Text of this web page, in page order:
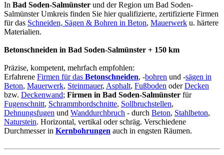
In Bad Soden-Salmünster und der Region um Bad Soden-
Salmünster Umkreis finden Sie hier qualifizierte, zertifizierte Firmen
für das Schneiden, Sägen & Bohren in Beton, Mauerwerk u. härtere
Materialien.
Betonschneiden in Bad Soden-Salmünster + 150 km
Präzise, kompetent, mehrfach empfohlen:
Erfahrene Firmen für das Betonschneiden, -bohren und -sägen in
Beton, Mauerwerk, Steinmauer, Asphalt, Fußboden oderDecken
bzw. Deckenwand; Firmen in Bad Soden-Salmünster für
Fugenschnitt, Schrammbordschnitte, Sollbruchstellen,
Dehnungsfugen und Wanddurchbruch - durch Beton, Stahlbeton,
Naturstein. Horizontal, vertikal oder schräg. Verschiedene
Durchmesser in Kernbohrungen auch in engsten Räumen.